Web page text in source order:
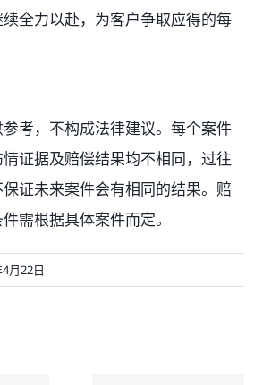
全力以赴，为客户争取应得的每
考，不构成法律建议。每个案件
证据及赔偿结果均不相同，过往
证未来案件会有相同的结果。赔
需根据具体案件而定。
月22日